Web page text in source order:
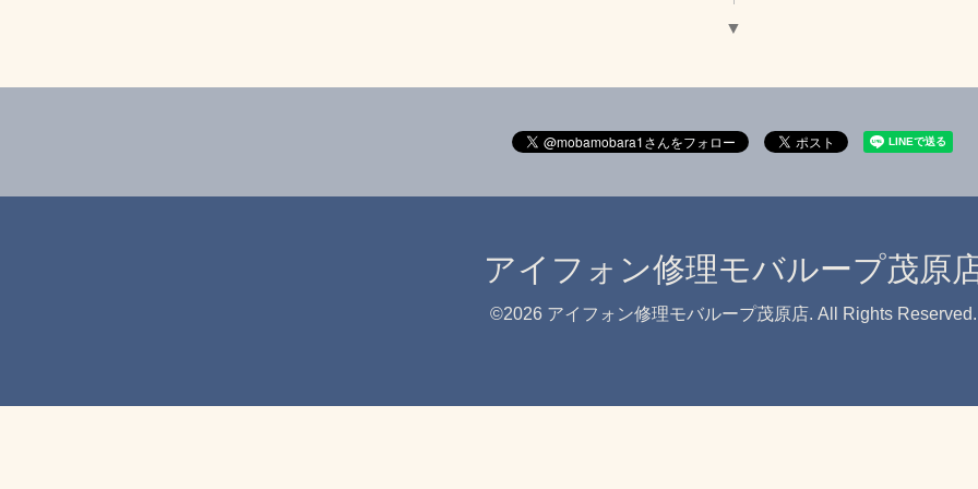
▼
アイフォン修理モバループ茂原
©2026 アイフォン修理モバループ茂原店. All Rights Reserved.